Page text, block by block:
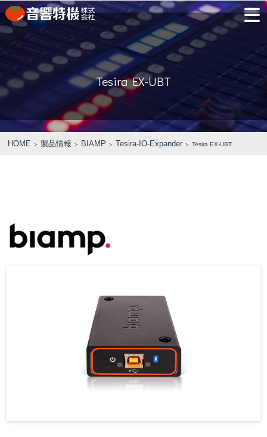
EN
PRODUCTS
製品情報
⾳響特機の特長
CONCEPT
⾳響特機の特長
特
機
特
モ
ル
ル
ム
PICK UP TRAINING
COMPANY
企業情報
概
要
営
所
社
沿
革
採
情
報
Tesira EX-UBT
HOME ＞製品情報 ＞ BIAMP ＞ Tesira-IO-Expander ＞ Tesira EX-UBT